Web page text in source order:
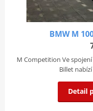
BMW M
M Competition Ve
Billet
Detail